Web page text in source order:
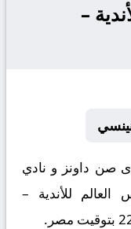
–
كلا من نادى صن داونز و نادي
للأندية –